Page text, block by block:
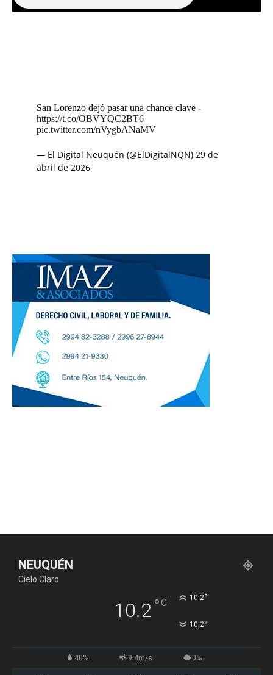
San Lorenzo dejó pasar una chance clave -
https://t.co/OBVYQC2BT6
pic.twitter.com/nVygbANaMV
— El Digital Neuquén (@ElDigitalNQN) 29 de
abril de 2026
NEUQUÉN
Cielo Claro
10.2°C 10.2°
10.2°
40% 9.4m/s 0%